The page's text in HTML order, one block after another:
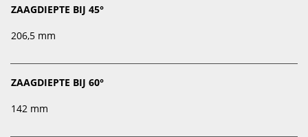
ZAAGDIEPTE BIJ 45°
206,5 mm
ZAAGDIEPTE BIJ 60°
142 mm